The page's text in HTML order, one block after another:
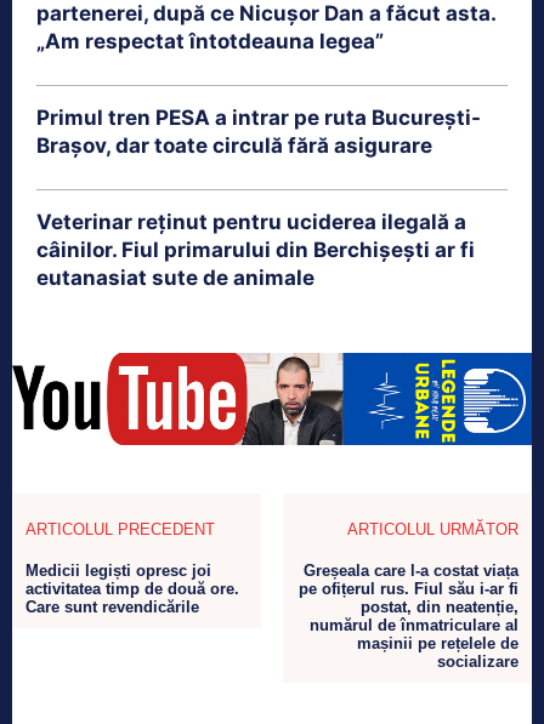
partenerei, după ce Nicușor Dan a făcut asta.
„Am respectat întotdeauna legea”
Primul tren PESA a intrar pe ruta București-
Brașov, dar toate circulă fără asigurare
Veterinar reținut pentru uciderea ilegală a
câinilor. Fiul primarului din Berchișești ar fi
eutanasiat sute de animale
ARTICOLUL PRECEDENT
Medicii legiști opresc joi
activitatea timp de două ore.
Care sunt revendicările
ARTICOLUL URMĂTOR
Greșeala care l-a costat viața
pe ofițerul rus. Fiul său i-ar fi
postat, din neatenție,
numărul de înmatriculare al
mașinii pe rețelele de
socializare